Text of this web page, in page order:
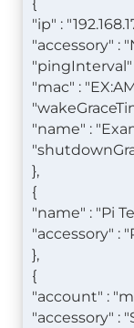
"ip" :
"accessory" :
"pingInterval"
"mac" :
"name" :
},
{
"name" : "Pi
"accessory" :
},
{
"account" :
"accessory" :